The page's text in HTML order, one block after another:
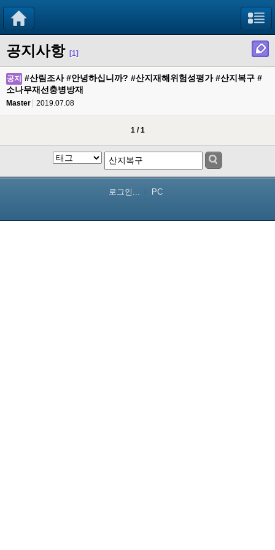
공지사항 [1]
공지
#산림조사 #안녕하십니까? #산지재해위험성평가 #산지복구 #
소나무재선충병방재
Master 2019.07.08
1 / 1
로그인... PC